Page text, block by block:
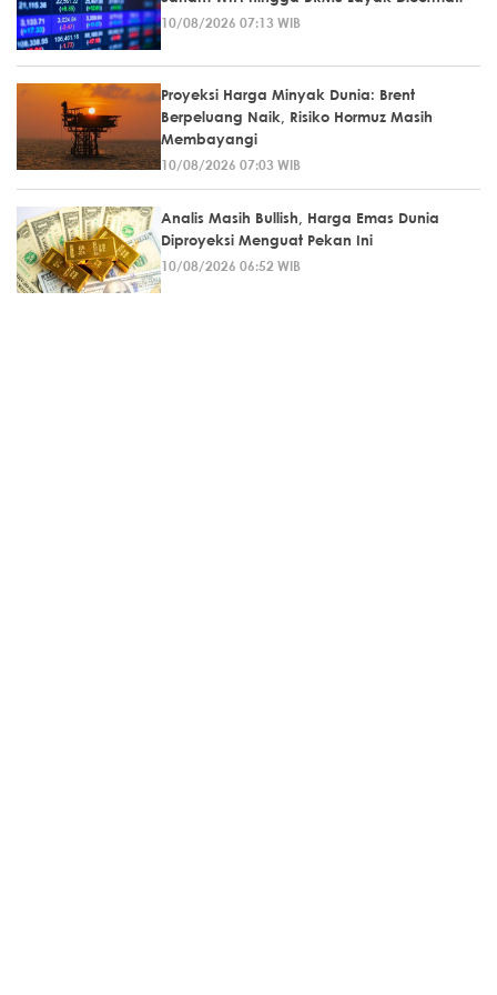
10/08/2026 07:13 WIB
Proyeksi Harga Minyak Dunia: Brent
Berpeluang Naik, Risiko Hormuz Masih
Membayangi
10/08/2026 07:03 WIB
Analis Masih Bullish, Harga Emas Dunia
Diproyeksi Menguat Pekan Ini
10/08/2026 06:52 WIB